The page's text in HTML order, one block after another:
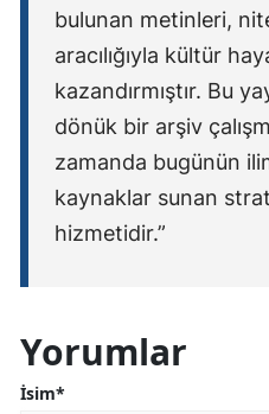
bulunan metinleri,
aracılığıyla kültür
kazandırmıştır. Bu
dönük bir arşiv
zamanda bugünün
kaynaklar sunan
hizmetidir.”
Yorumlar
İsim*